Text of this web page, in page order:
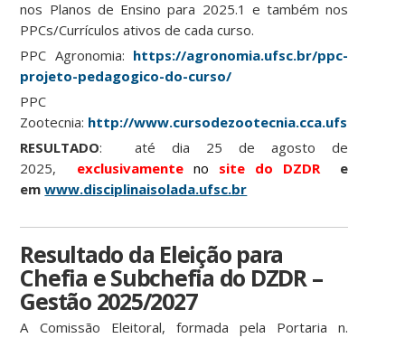
nos Planos de Ensino para 2025.1 e também nos
PPCs/Currículos ativos de cada curso.
PPC Agronomia: https://agronomia.ufsc.br/ppc-
projeto-pedagogico-do-curso/
PPC
Zootecnia: http://www.cursodezootecnia.cca.ufsc.br/
RESULTADO: até dia 25 de agosto de
2025,
exclusivamenteno site do DZDR
e
em www.disciplinaisolada.ufsc.br
Resultado da Eleição para
Chefia e Subchefia do DZDR –
Gestão 2025/2027
A Comissão Eleitoral, formada pela Portaria n.